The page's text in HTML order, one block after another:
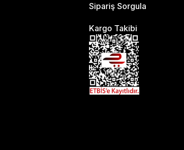
Sipariş Sorgula
Kargo Takibi